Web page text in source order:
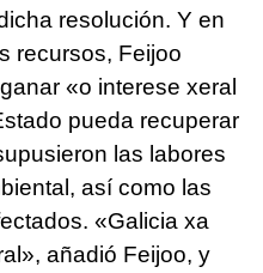
resolución. Y en
recursos, Feijoo
«o interese xeral
pueda recuperar
las labores
así como las
«Galicia xa
», añadió Feijoo, y